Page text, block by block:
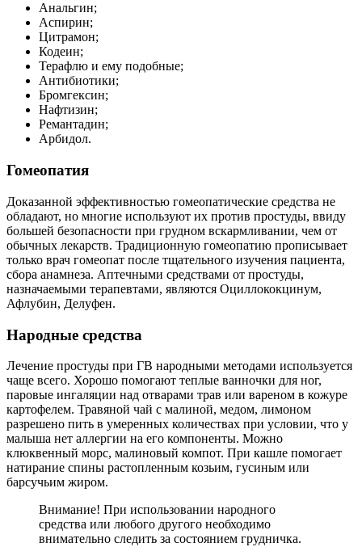
Анальгин;
Аспирин;
Цитрамон;
Кодеин;
Терафлю и ему подобные;
Антибиотики;
Бромгексин;
Нафтизин;
Ремантадин;
Арбидол.
Гомеопатия
Доказанной эффективностью гомеопатические средства не
обладают, но многие используют их против простуды, ввиду
большей безопасности при грудном вскармливании, чем от
обычных лекарств. Традиционную гомеопатию прописывает
только врач гомеопат после тщательного изучения пациента,
сбора анамнеза. Аптечными средствами от простуды,
назначаемыми терапевтами, являются Оциллококцинум,
Афлубин, Делуфен.
Народные средства
Лечение простуды при ГВ народными методами используется
чаще всего. Хорошо помогают теплые ванночки для ног,
паровые ингаляции над отварами трав или вареном в кожуре
картофелем. Травяной чай с малиной, медом, лимоном
разрешено пить в умеренных количествах при условии, что у
малыша нет аллергии на его компоненты. Можно
клюквенный морс, малиновый компот. При кашле помогает
натирание спины растопленным козьим, гусиным или
барсучьим жиром.
Внимание! При использовании народного
средства или любого другого необходимо
внимательно следить за состоянием грудничка.